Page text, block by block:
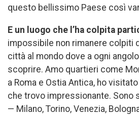
questo bellissimo Paese così
E un luogo che l’ha colpita
impossibile non rimanere colpiti
città al mondo dove a ogni
scoprire. Amo quartieri come
a Roma e Ostia Antica, ho
che trovo impressionante. Sono
— Milano, Torino, Venezia,